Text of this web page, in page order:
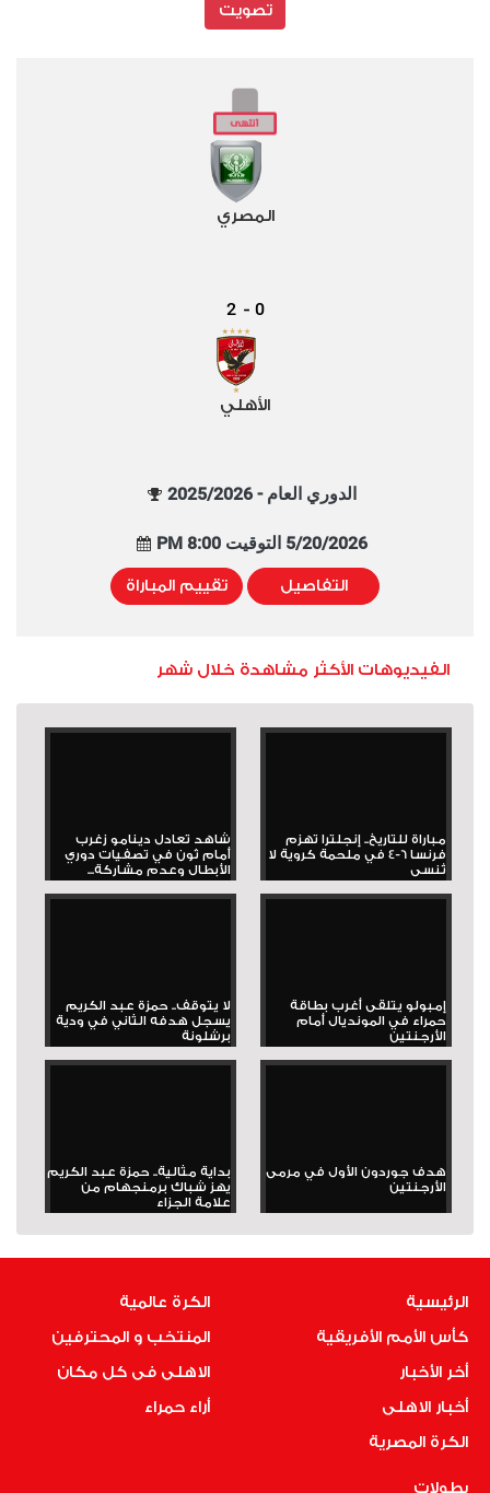
تصويت
المصري
0
-
2
الأهلي
الدوري العام - 2025/2026
5/20/2026 التوقيت 8:00 PM
التفاصيل تقييم المباراة
الفيديوهات الأكثر مشاهدة خلال شهر
مباراة للتاريخ.. إنجلترا تهزم
فرنسا 6-4 في ملحمة كروية لا
تُنسى
شاهد تعادل دينامو زغرب
أمام ثون في تصفيات دوري
الأبطال وعدم مشاركة...
إمبولو يتلقى أغرب بطاقة
حمراء في المونديال أمام
الأرجنتين
لا يتوقف.. حمزة عبد الكريم
يسجل هدفه الثاني في ودية
برشلونة
هدف جوردون الأول في مرمى
الأرجنتين
بداية مثالية.. حمزة عبد الكريم
يهز شباك برمنجهام من
علامة الجزاء
الرئيسية
كأس الأمم الأفريقية
أخر الأخبار
أخبار الاهلى
الكرة المصرية
الكرة عالمية
المنتخب و المحترفين
الاهلى فى كل مكان
أراء حمراء
بطولات